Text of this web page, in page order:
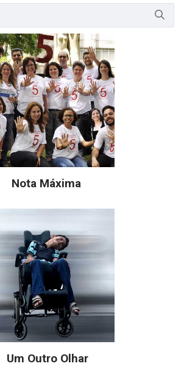
Nota Máxima
Um Outro Olhar